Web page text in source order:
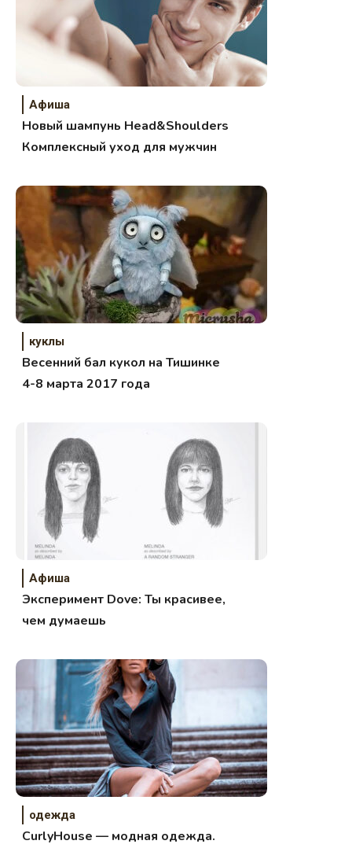
Афиша
Новый шампунь Head&Shoulders
Комплексный уход для мужчин
куклы
Весенний бал кукол на Тишинке
4-8 марта 2017 года
Афиша
Эксперимент Dove: Ты красивее,
чем думаешь
одежда
CurlyHouse — модная одежда.